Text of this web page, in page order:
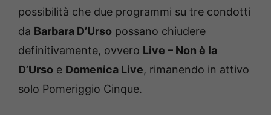
possibilità che due programmi su tre condotti
da Barbara D’Urso possano chiudere
definitivamente, ovvero Live – Non è la
D’Urso e Domenica Live, rimanendo in attivo
solo Pomeriggio Cinque.